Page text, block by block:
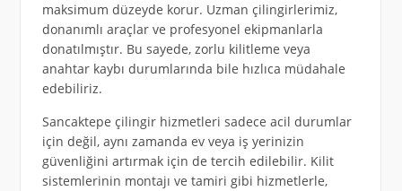
maksimum düzeyde korur. Uzman çilingirlerimiz,
donanımlı araçlar ve profesyonel ekipmanlarla
donatılmıştır. Bu sayede, zorlu kilitleme veya
anahtar kaybı durumlarında bile hızlıca müdahale
edebiliriz.
Sancaktepe çilingir hizmetleri sadece acil durumlar
için değil, aynı zamanda ev veya iş yerinizin
güvenliğini artırmak için de tercih edilebilir. Kilit
sistemlerinin montajı ve tamiri gibi hizmetlerle,